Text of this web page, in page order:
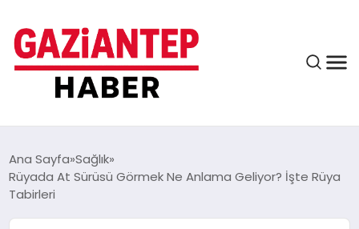
ASAYIŞ
EĞITIM
Ana Sayfa Sağlık
Rüyada At Sürüsü Görmek Ne Anlama Geliyor? İşte Rüya
Tabirleri